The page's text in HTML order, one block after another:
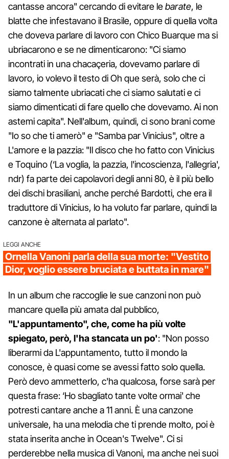
cantasse ancora" cercando di evitare lebarate, le
blatte che infestavano il Brasile, oppure di quella volta
che doveva parlare di lavoro con Chico Buarque ma si
ubriacarono e se ne dimenticarono: "Ci siamo
incontrati in una chacaçeria, dovevamo parlare di
lavoro, io volevo il testo di Oh que serà, solo che ci
siamo talmente ubriacati che ci siamo salutati e ci
siamo dimenticati di fare quello che dovevamo. Ai non
astemi capita". Nell'album, quindi, ci sono brani come
"Io so che ti amerò" e "Samba par Vinicius", oltre a
L'amore e la pazzia: "Il disco che ho fatto con Vinicius
e Toquino (‘La voglia, la pazzia, l'incoscienza, l'allegria',
ndr) fa parte dei capolavori degli anni 80, è il più bello
dei dischi brasiliani, anche perché Bardotti, che era il
traduttore di Vinicius, lo ha voluto far parlare, quindi la
canzone è alternata al parlato".
LEGGI ANCHE
Ornella Vanoni parla della sua morte: "Vestito
Dior, voglio essere bruciata e buttata in mare"
In un album che raccoglie le sue canzoni non può
mancare quella più amata dal pubblico,
"L'appuntamento", che, come ha più volte
spiegato, però, l'ha stancata un po': "Non posso
liberarmi da L'appuntamento, tutto il mondo la
conosce, è quasi come se avessi fatto solo quella.
Però devo ammetterlo, c'ha qualcosa, forse sarà per
questa frase: ‘Ho sbagliato tante volte ormai' che
potresti cantare anche a 11 anni. È una canzone
universale, ha una melodia che ti prende molto, poi è
stata inserita anche in Ocean's Twelve". Ci si
perderebbe nella musica di Vanoni, ma anche nei suoi